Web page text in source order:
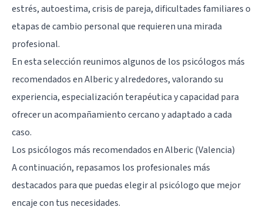
estrés, autoestima, crisis de pareja, dificultades familiares o
etapas de cambio personal que requieren una mirada
profesional.
En esta selección reunimos algunos de los psicólogos más
recomendados en Alberic y alrededores, valorando su
experiencia, especialización terapéutica y capacidad para
ofrecer un acompañamiento cercano y adaptado a cada
caso.
Los psicólogos más recomendados en Alberic (Valencia)
A continuación, repasamos los profesionales más
destacados para que puedas elegir al psicólogo que mejor
encaje con tus necesidades.